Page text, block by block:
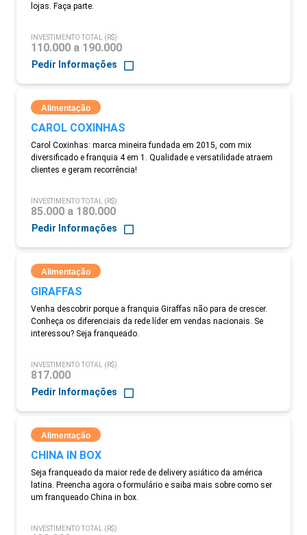
lojas. Faça parte.
INVESTIMENTO TOTAL (R$)
110.000 a 190.000
Pedir Informações
Alimentação
CAROL COXINHAS
Carol Coxinhas: marca mineira fundada em 2015, com mix
diversificado e franquia 4 em 1. Qualidade e versatilidade atraem
clientes e geram recorrência!
INVESTIMENTO TOTAL (R$)
85.000 a 180.000
Pedir Informações
Alimentação
GIRAFFAS
Venha descobrir porque a franquia Giraffas não para de crescer.
Conheça os diferenciais da rede líder em vendas nacionais. Se
interessou? Seja franqueado.
INVESTIMENTO TOTAL (R$)
817.000
Pedir Informações
Alimentação
CHINA IN BOX
Seja franqueado da maior rede de delivery asiático da américa
latina. Preencha agora o formulário e saiba mais sobre como ser
um franqueado China in box.
INVESTIMENTO TOTAL (R$)